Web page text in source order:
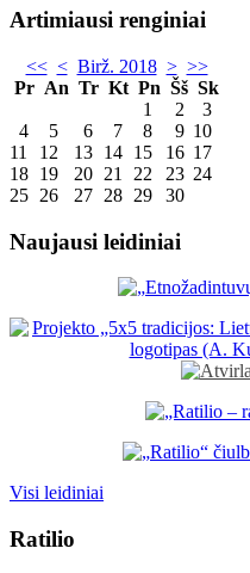
Artimiausi renginiai
<< < Birž. 2018 > >>
Pr An Tr Kt Pn Šš Sk
1
2
3
4
5 6 7 8 9 10
11
12 13 14 15 16 17
18 19 20 21 22 23 24
25 26 27 28 29 30
Naujausi leidiniai
Visi leidiniai
Ratilio